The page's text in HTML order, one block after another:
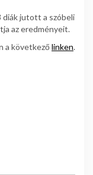
diák jutott a szóbeli
az eredményeit.
a következőlinken.